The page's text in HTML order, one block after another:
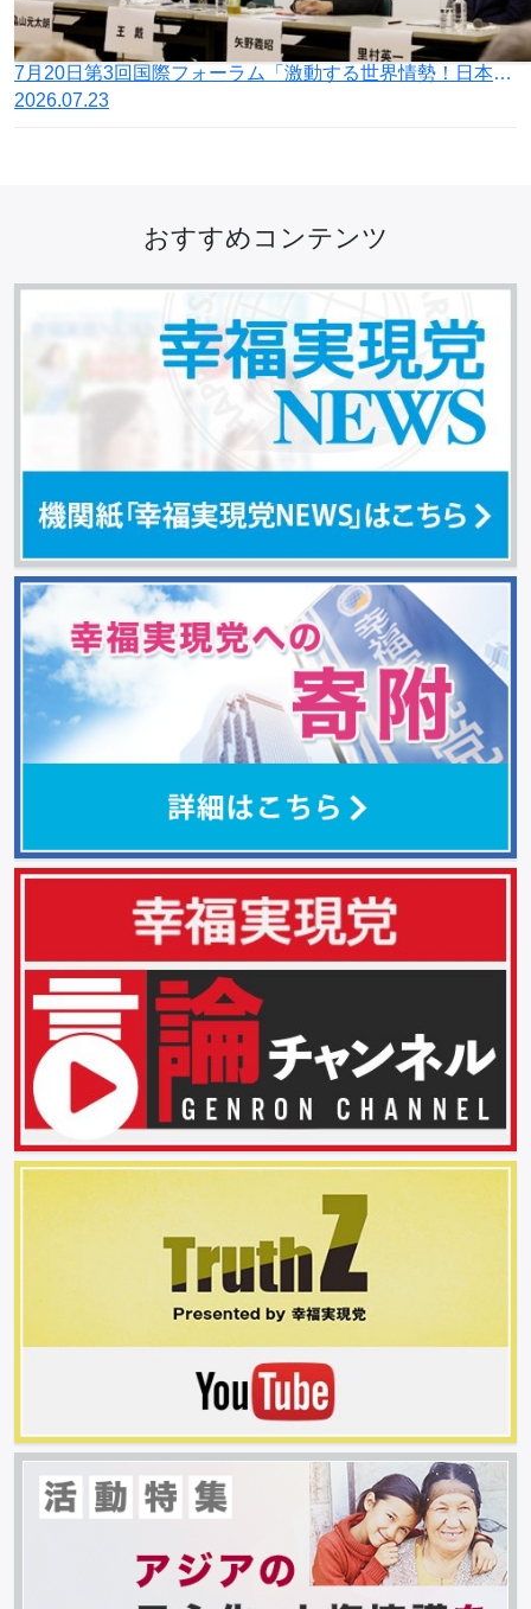
7月20日第3回国際フォーラム「激動する世界情勢！日本の針路を問う」開催
2026.07.23
おすすめコンテンツ